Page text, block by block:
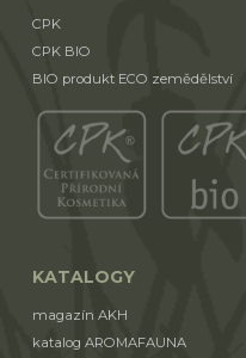
CPK
CPK BIO
BIO produkt ECO zemědělství
KATALOGY
magazín AKH
katalog AROMAFAUNA